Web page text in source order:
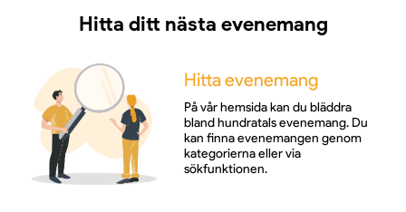
Hitta ditt nästa evenemang
Hitta evenemang
På vår hemsida kan du bläddra
bland hundratals evenemang. Du
kan finna evenemangen genom
kategorierna eller via
sökfunktionen.